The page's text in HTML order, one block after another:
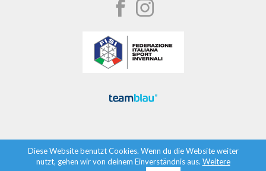
Diese Website benutzt Cookies. Wenn du die Website weiter
nutzt, gehen wir von deinem Einverständnis aus. Weitere